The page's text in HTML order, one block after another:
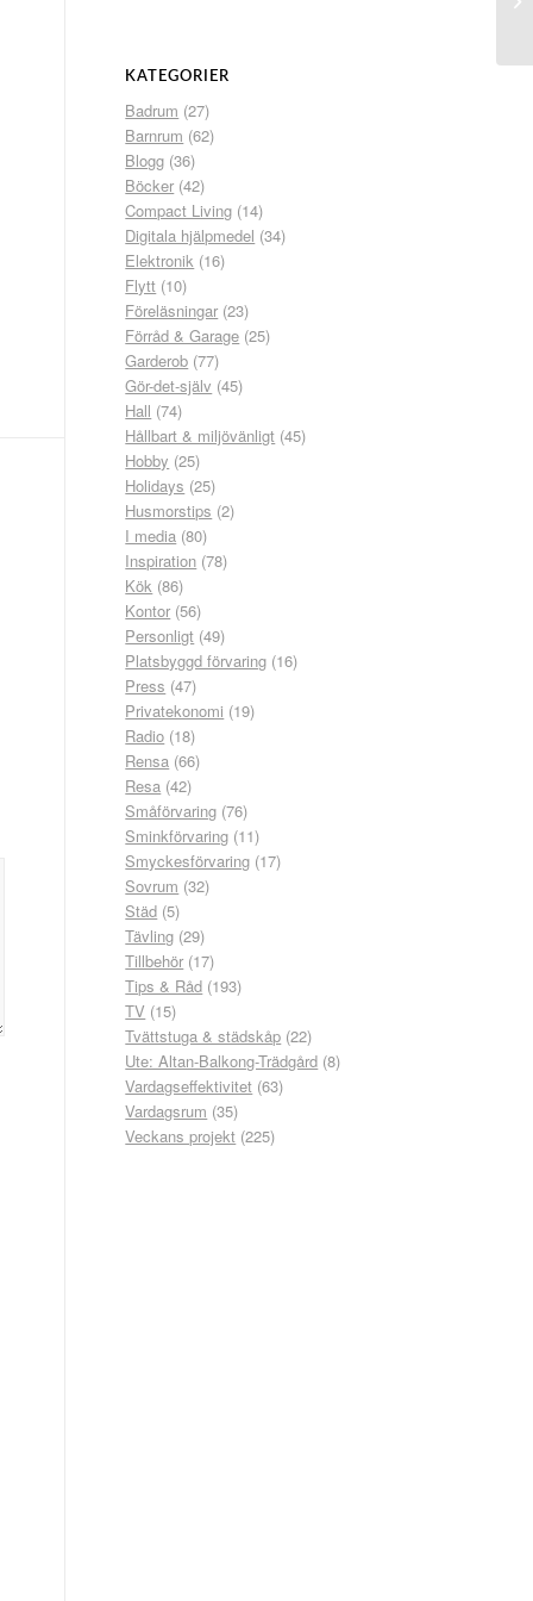
KATEGORIER
Badrum (27)
Barnrum (62)
Blogg (36)
Böcker (42)
Compact Living (14)
Digitala hjälpmedel (34)
Elektronik (16)
Flytt (10)
Föreläsningar (23)
Förråd & Garage (25)
Garderob (77)
Gör-det-själv (45)
Hall (74)
Hållbart & miljövänligt (45)
Hobby (25)
Holidays (25)
Husmorstips (2)
I media (80)
Inspiration (78)
Kök (86)
Kontor (56)
Personligt (49)
Platsbyggd förvaring (16)
Press (47)
Privatekonomi (19)
Radio (18)
Rensa (66)
Resa (42)
Småförvaring (76)
Sminkförvaring (11)
Smyckesförvaring (17)
Sovrum (32)
Städ (5)
Tävling (29)
Tillbehör (17)
Tips & Råd (193)
TV (15)
Tvättstuga & städskåp (22)
Ute: Altan-Balkong-Trädgård (8)
Vardagseffektivitet (63)
Vardagsrum (35)
Veckans projekt (225)